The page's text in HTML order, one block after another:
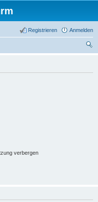
Anmelden
Registrieren
verbergen